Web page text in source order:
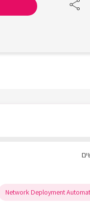
Network Deployment